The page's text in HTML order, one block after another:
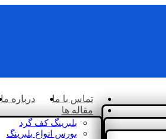
تماس با ما درباره ما
مقاله ها
بلبرینگ کف گرد
بورس انواع بلبرینگ